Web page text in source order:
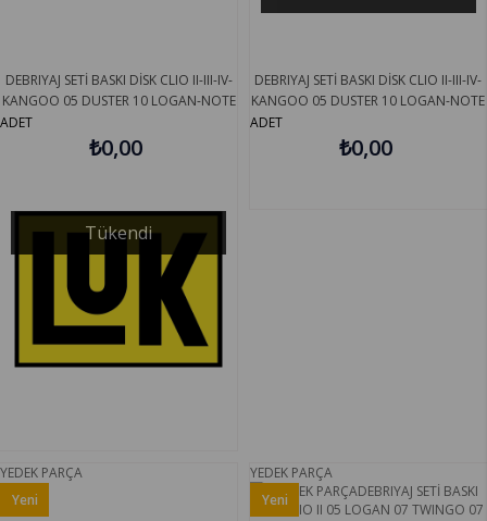
Tükendi
DEBRIYAJ SETİ BASKI DİSK CLIO II-III-IV-
KANGOO 05 DUSTER 10 LOGAN-NOTE
K9K.7.14.K9K.7.16 ÇAP 220 LUK
622342709
ADET
₺0,00
DEBRIYAJ SETİ BASKI DİSK CLIO II-III-IV-
KANGOO 05 DUSTER 10 LOGAN-NOTE
K9K.7.14.K9K.7.16 ÇAP 220 MY
302058324R
ADET
₺0,00
YEDEK PARÇA
Yeni
YEDEK PARÇA
Yeni